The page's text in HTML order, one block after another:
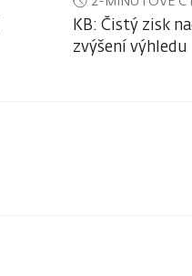
KB: Čistý zisk
zvýšení výhledu